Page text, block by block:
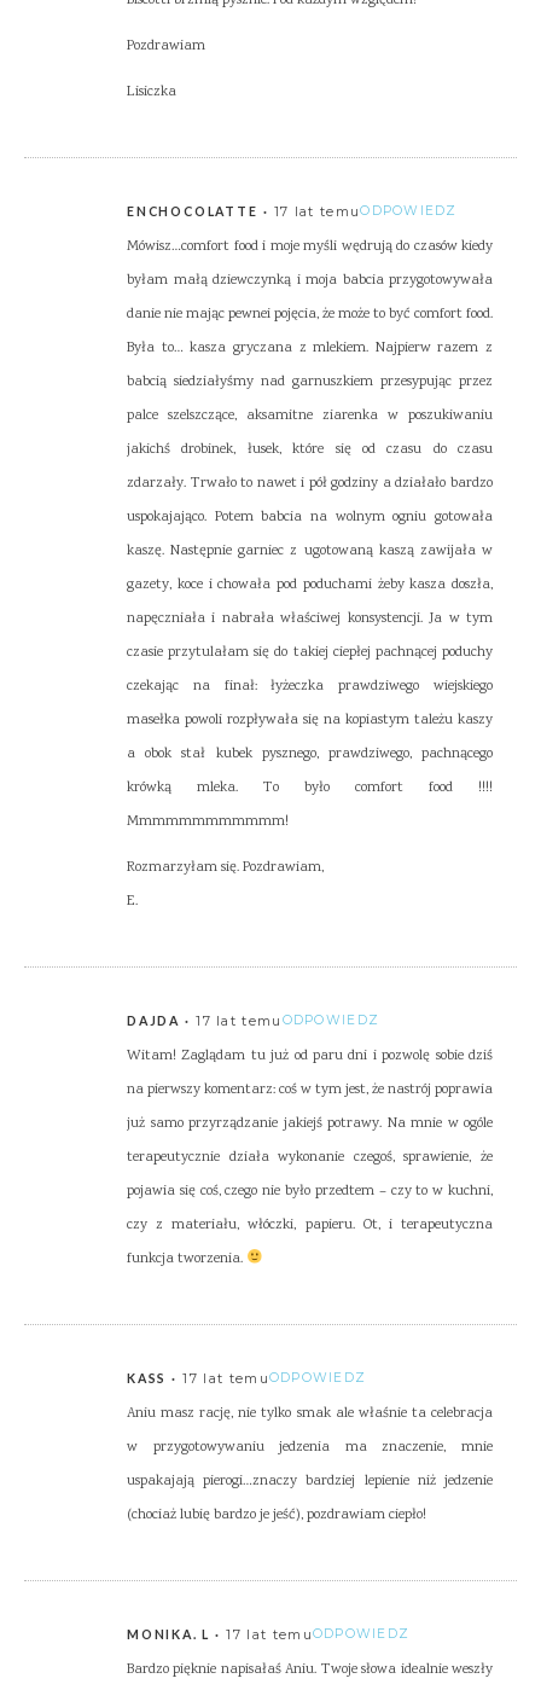
Pozdrawiam
Lisiczka
ENCHOCOLATTE 17 lat temuODPOWIEDZ
Mówisz…comfort food i moje myśli wędrują do czasów kiedy
byłam małą dziewczynką i moja babcia przygotowywała
danie nie mając pewnei pojęcia, że może to być comfort food.
Była to… kasza gryczana z mlekiem. Najpierw razem z
babcią siedziałyśmy nad garnuszkiem przesypując przez
palce szelszczące, aksamitne ziarenka w poszukiwaniu
jakichś drobinek, łusek, które się od czasu do czasu
zdarzały. Trwało to nawet i pół godziny a działało bardzo
uspokajająco. Potem babcia na wolnym ogniu gotowała
kaszę. Następnie garniec z ugotowaną kaszą zawijała w
gazety, koce i chowała pod poduchami żeby kasza doszła,
napęczniała i nabrała właściwej konsystencji. Ja w tym
czasie przytulałam się do takiej ciepłej pachnącej poduchy
czekając na finał: łyżeczka prawdziwego wiejskiego
masełka powoli rozpływała się na kopiastym tależu kaszy
a obok stał kubek pysznego, prawdziwego, pachnącego
krówką mleka. To było comfort food !!!!
Mmmmmmmmmmmm!
Rozmarzyłam się. Pozdrawiam,
E.
DAJDA 17 lat temu ODPOWIEDZ
Witam! Zaglądam tu już od paru dni i pozwolę sobie dziś
na pierwszy komentarz: coś w tym jest, że nastrój poprawia
już samo przyrządzanie jakiejś potrawy. Na mnie w ogóle
terapeutycznie działa wykonanie czegoś, sprawienie, że
pojawia się coś, czego nie było przedtem – czy to w kuchni,
czy z materiału, włóczki, papieru. Ot, i terapeutyczna
funkcja tworzenia.
KASS 17 lat temuODPOWIEDZ
Aniu masz rację, nie tylko smak ale właśnie ta celebracja
w przygotowywaniu jedzenia ma znaczenie, mnie
uspakajają pierogi…znaczy bardziej lepienie niż jedzenie
(chociaż lubię bardzo je jeść), pozdrawiam ciepło!
MONIKA. L 17 lat temuODPOWIEDZ
Bardzo pięknie napisałaś Aniu. Twoje słowa idealnie weszły